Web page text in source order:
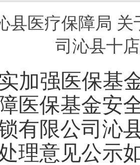
县医疗保障局
司沁县十
加强医保基
医保基金安
有限公司沁
理意见公示